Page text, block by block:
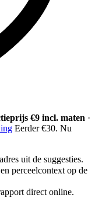
€9 incl. maten ·
Eerder €30. Nu
uit de suggesties.
perceelcontext op de
direct online.